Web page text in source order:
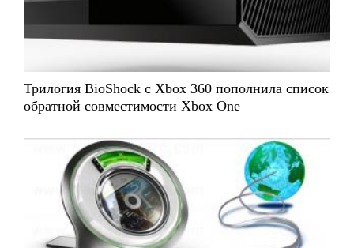
Трилогия BioShock с Xbox 360 пополнила список
обратной совместимости Xbox One